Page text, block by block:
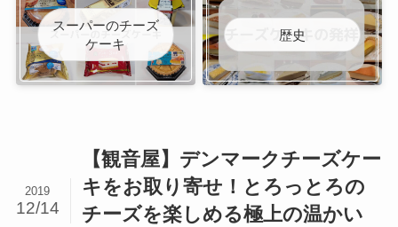
スーパーのチーズ
ケーキ
歴史
【観音屋】デンマークチーズケー
キをお取り寄せ！とろっとろの
チーズを楽しめる極上の温かい
2019
12/14